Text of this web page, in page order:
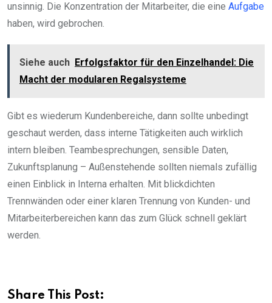
unsinnig. Die Konzentration der Mitarbeiter, die eine Aufgabe
haben, wird gebrochen.
Siehe auch Erfolgsfaktor für den Einzelhandel: Die
Macht der modularen Regalsysteme
Gibt es wiederum Kundenbereiche, dann sollte unbedingt
geschaut werden, dass interne Tätigkeiten auch wirklich
intern bleiben. Teambesprechungen, sensible Daten,
Zukunftsplanung – Außenstehende sollten niemals zufällig
einen Einblick in Interna erhalten. Mit blickdichten
Trennwänden oder einer klaren Trennung von Kunden- und
Mitarbeiterbereichen kann das zum Glück schnell geklärt
werden.
Share This Post: